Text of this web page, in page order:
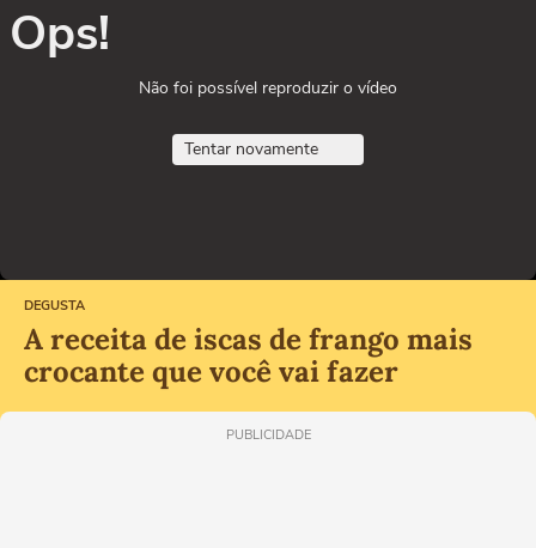
Ops!
Não foi possível reproduzir o vídeo
Tentar novamente
DEGUSTA
A receita de iscas de frango mais
crocante que você vai fazer
PUBLICIDADE